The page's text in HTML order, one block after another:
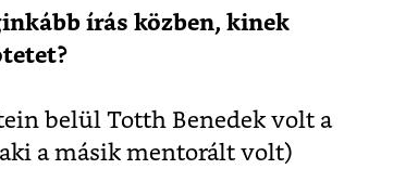
írás közben, kinek
belül Totth Benedek volt a
a másik mentorált volt)